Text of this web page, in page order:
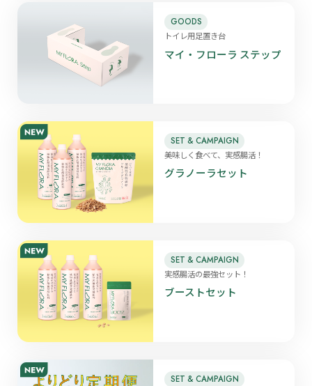
トイレ用足置き台
GOODS
マイ・フローラ ステップ
美味しく食べて、実感腸活！
SET & CAMPAIGN
グラノーラセット
実感腸活の最強セット！
SET & CAMPAIGN
ブーストセット
SET & CAMPAIGN